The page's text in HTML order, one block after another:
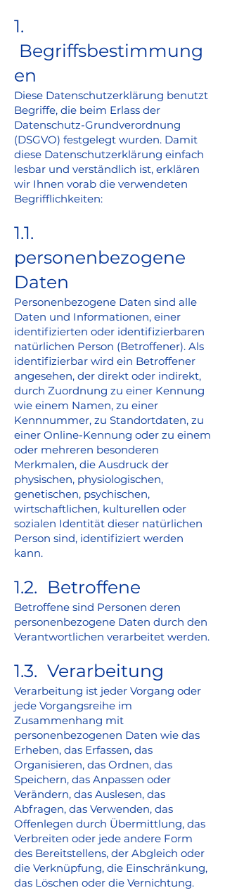
1.
Begriffsbestimmung
en
Diese Datenschutzerklärung benutzt
Begriffe, die beim Erlass der
Datenschutz-Grundverordnung
(DSGVO) festgelegt wurden. Damit
diese Datenschutzerklärung einfach
lesbar und verständlich ist, erklären
wir Ihnen vorab die verwendeten
Begrifflichkeiten:
1.1.
personenbezogene
Daten
Personenbezogene Daten sind alle
Daten und Informationen, einer
identifizierten oder identifizierbaren
natürlichen Person (Betroffener). Als
identifizierbar wird ein Betroffener
angesehen, der direkt oder indirekt,
durch Zuordnung zu einer Kennung
wie einem Namen, zu einer
Kennnummer, zu Standortdaten, zu
einer Online-Kennung oder zu einem
oder mehreren besonderen
Merkmalen, die Ausdruck der
physischen, physiologischen,
genetischen, psychischen,
wirtschaftlichen, kulturellen oder
sozialen Identität dieser natürlichen
Person sind, identifiziert werden
kann.
1.2. Betroffene
Betroffene sind Personen deren
personenbezogene Daten durch den
Verantwortlichen verarbeitet werden.
1.3. Verarbeitung
Verarbeitung ist jeder Vorgang oder
jede Vorgangsreihe im
Zusammenhang mit
personenbezogenen Daten wie das
Erheben, das Erfassen, das
Organisieren, das Ordnen, das
Speichern, das Anpassen oder
Verändern, das Auslesen, das
Abfragen, das Verwenden, das
Offenlegen durch Übermittlung, das
Verbreiten oder jede andere Form
des Bereitstellens, der Abgleich oder
die Verknüpfung, die Einschränkung,
das Löschen oder die Vernichtung.